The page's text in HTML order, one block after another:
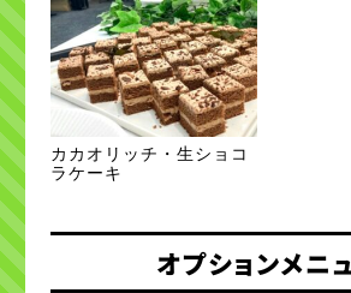
カカオリッチ・生ショコ
ラケーキ
オプションメニ